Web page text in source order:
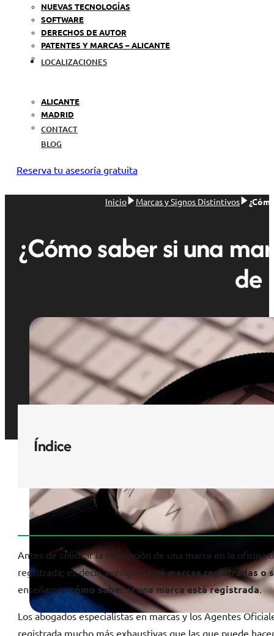
NUEVAS TECNOLOGÍAS
SOFTWARE
DERECHOS DE AUTOR
PATENTES Y MARCAS – ALICANTE
LOCALIZACIONES
ALICANTE
MADRID
CONTACT
BLOG
Reserva tu asesoría gratuita
Inicio Marcas y Signos Distintivos
¿Cómo saber si una
de
Índice
Antes de solicitar la inscripción de una marca en la
registrada; es decir, averiguar
qué marcas registradas
enseñamoscómo saber si una marca está registrada.
Los abogados especialistas en marcas y los Agentes
registrada mucho más exhaustivas que las que puede